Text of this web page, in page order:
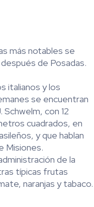
más notables se
de Posadas.
italianos y los
se encuentran
con 12
cuadrados, en
y que hablan
Misiones.
de la
típicas frutas
naranjas y tabaco.